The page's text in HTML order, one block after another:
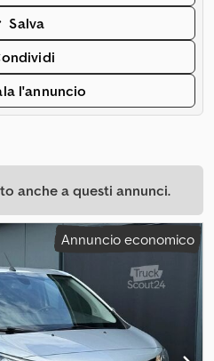
Salva
l'annuncio
anche a questi annunci.
Annuncio economico